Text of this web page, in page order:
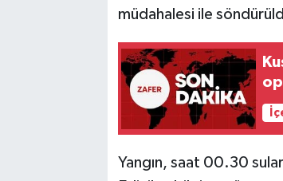
müdahalesi ile
Yangın, saat 00.30